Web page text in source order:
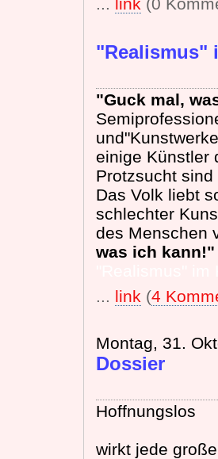
"Realismus"
"Guck mal,
einige Künstler
Protzsucht
Das Volk liebt
schlechter
des Menschen
was ich kann!"
... link (4
Montag, 31.
Dossier
Hoffnungslos
wirkt jede große